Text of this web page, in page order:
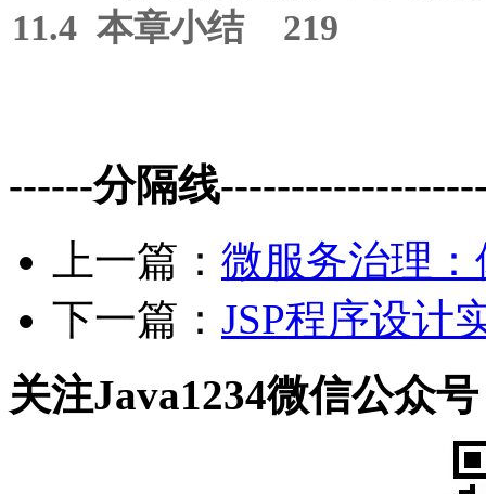
11.4 本章小结 219
------分隔线
上一篇： 微服务治理
下一篇： JSP程序设计
关注Java1234微信公众号